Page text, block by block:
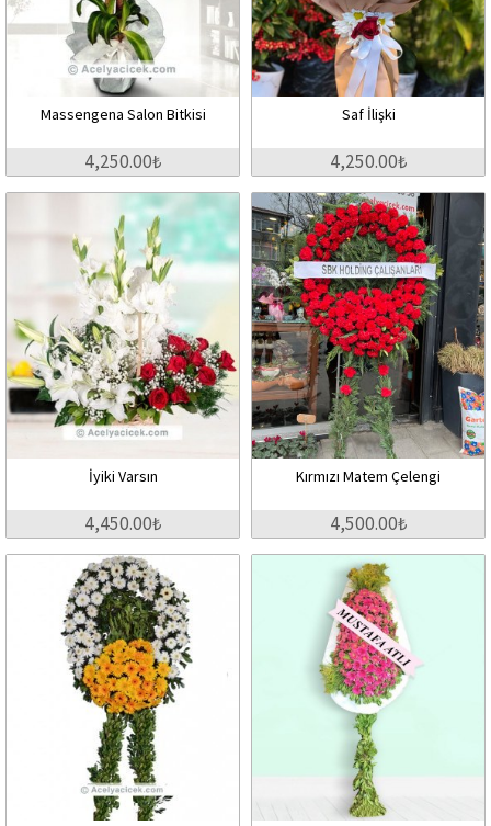
Massengena Salon Bitkisi
4,250.00₺
Saf İlişki
4,250.00₺
İyiki Varsın
4,450.00₺
Kırmızı Matem Çelengi
4,500.00₺